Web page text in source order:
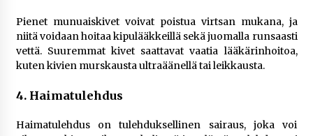
Pienet munuaiskivet voivat poistua virtsan mukana, ja
niitä voidaan hoitaa kipulääkkeillä sekä juomalla runsaasti
vettä. Suuremmat kivet saattavat vaatia lääkärinhoitoa,
kuten kivien murskausta ultraäänellä tai leikkausta.
4. Haimatulehdus
Haimatulehdus on tulehduksellinen sairaus, joka voi